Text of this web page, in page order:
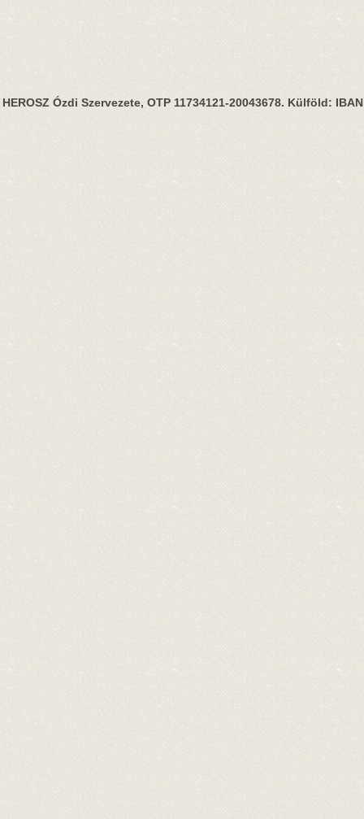
HEROSZ Ózdi Szervezete, OTP 11734121-20043678. Külföld: